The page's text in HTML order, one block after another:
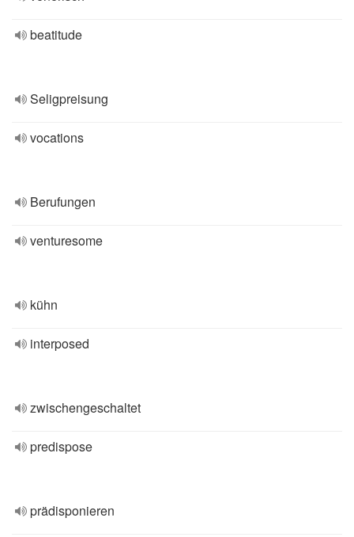
beatitude
Seligpreisung
vocations
Berufungen
venturesome
kühn
interposed
zwischengeschaltet
predispose
prädisponieren